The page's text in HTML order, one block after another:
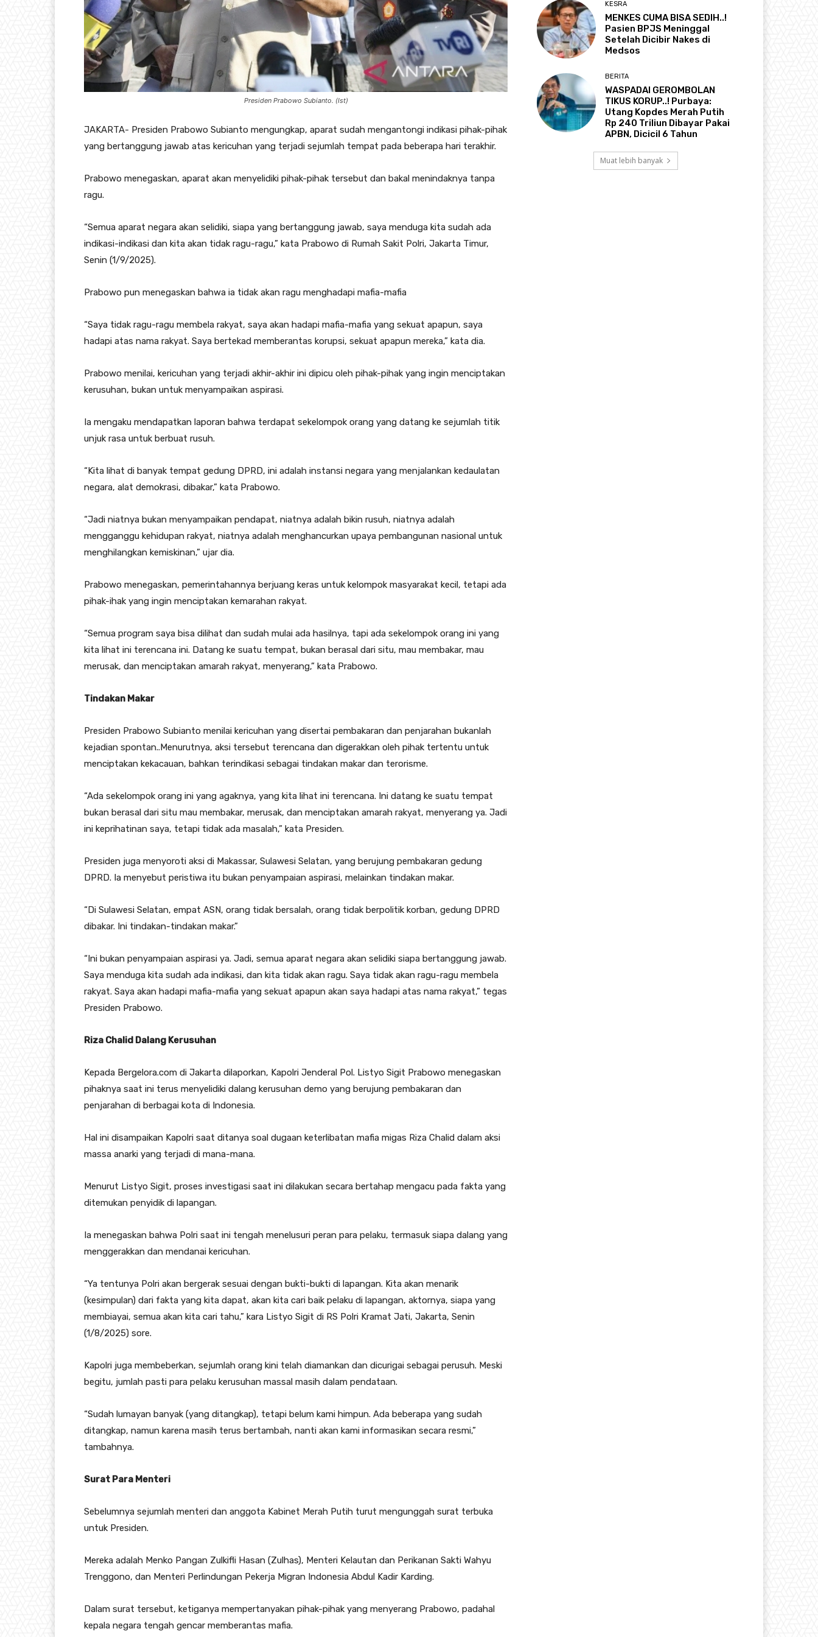
Presiden Prabowo Subianto. (Ist)
JAKARTA- Presiden Prabowo Subianto mengungkap, aparat sudah mengantongi indikasi pihak-pihak
yang bertanggung jawab atas kericuhan yang terjadi sejumlah tempat pada beberapa hari terakhir.
Prabowo menegaskan, aparat akan menyelidiki pihak-pihak tersebut dan bakal menindaknya tanpa
ragu.
“Semua aparat negara akan selidiki, siapa yang bertanggung jawab, saya menduga kita sudah ada
indikasi-indikasi dan kita akan tidak ragu-ragu,” kata Prabowo di Rumah Sakit Polri, Jakarta Timur,
Senin (1/9/2025).
Prabowo pun menegaskan bahwa ia tidak akan ragu menghadapi mafia-mafia
“Saya tidak ragu-ragu membela rakyat, saya akan hadapi mafia-mafia yang sekuat apapun, saya
hadapi atas nama rakyat. Saya bertekad memberantas korupsi, sekuat apapun mereka,” kata dia.
Prabowo menilai, kericuhan yang terjadi akhir-akhir ini dipicu oleh pihak-pihak yang ingin menciptakan
kerusuhan, bukan untuk menyampaikan aspirasi.
Ia mengaku mendapatkan laporan bahwa terdapat sekelompok orang yang datang ke sejumlah titik
unjuk rasa untuk berbuat rusuh.
“Kita lihat di banyak tempat gedung DPRD, ini adalah instansi negara yang menjalankan kedaulatan
negara, alat demokrasi, dibakar,” kata Prabowo.
“Jadi niatnya bukan menyampaikan pendapat, niatnya adalah bikin rusuh, niatnya adalah
mengganggu kehidupan rakyat, niatnya adalah menghancurkan upaya pembangunan nasional untuk
menghilangkan kemiskinan,” ujar dia.
Prabowo menegaskan, pemerintahannya berjuang keras untuk kelompok masyarakat kecil, tetapi ada
pihak-ihak yang ingin menciptakan kemarahan rakyat.
“Semua program saya bisa dilihat dan sudah mulai ada hasilnya, tapi ada sekelompok orang ini yang
kita lihat ini terencana ini. Datang ke suatu tempat, bukan berasal dari situ, mau membakar, mau
merusak, dan menciptakan amarah rakyat, menyerang,” kata Prabowo.
Tindakan Makar
Presiden Prabowo Subianto menilai kericuhan yang disertai pembakaran dan penjarahan bukanlah
kejadian spontan..Menurutnya, aksi tersebut terencana dan digerakkan oleh pihak tertentu untuk
menciptakan kekacauan, bahkan terindikasi sebagai tindakan makar dan terorisme.
“Ada sekelompok orang ini yang agaknya, yang kita lihat ini terencana. Ini datang ke suatu tempat
bukan berasal dari situ mau membakar, merusak, dan menciptakan amarah rakyat, menyerang ya. Jadi
ini keprihatinan saya, tetapi tidak ada masalah,” kata Presiden.
Presiden juga menyoroti aksi di Makassar, Sulawesi Selatan, yang berujung pembakaran gedung
DPRD. Ia menyebut peristiwa itu bukan penyampaian aspirasi, melainkan tindakan makar.
“Di Sulawesi Selatan, empat ASN, orang tidak bersalah, orang tidak berpolitik korban, gedung DPRD
dibakar. Ini tindakan-tindakan makar.”
“Ini bukan penyampaian aspirasi ya. Jadi, semua aparat negara akan selidiki siapa bertanggung jawab.
Saya menduga kita sudah ada indikasi, dan kita tidak akan ragu. Saya tidak akan ragu-ragu membela
rakyat. Saya akan hadapi mafia-mafia yang sekuat apapun akan saya hadapi atas nama rakyat,” tegas
Presiden Prabowo.
Riza Chalid Dalang Kerusuhan
Kepada Bergelora.com di Jakarta dilaporkan, Kapolri Jenderal Pol. Listyo Sigit Prabowo menegaskan
pihaknya saat ini terus menyelidiki dalang kerusuhan demo yang berujung pembakaran dan
penjarahan di berbagai kota di Indonesia.
Hal ini disampaikan Kapolri saat ditanya soal dugaan keterlibatan mafia migas Riza Chalid dalam aksi
massa anarki yang terjadi di mana-mana.
Menurut Listyo Sigit, proses investigasi saat ini dilakukan secara bertahap mengacu pada fakta yang
ditemukan penyidik di lapangan.
Ia menegaskan bahwa Polri saat ini tengah menelusuri peran para pelaku, termasuk siapa dalang yang
menggerakkan dan mendanai kericuhan.
“Ya tentunya Polri akan bergerak sesuai dengan bukti-bukti di lapangan. Kita akan menarik
(kesimpulan) dari fakta yang kita dapat, akan kita cari baik pelaku di lapangan, aktornya, siapa yang
membiayai, semua akan kita cari tahu,” kara Listyo Sigit di RS Polri Kramat Jati, Jakarta, Senin
(1/8/2025) sore.
Kapolri juga membeberkan, sejumlah orang kini telah diamankan dan dicurigai sebagai perusuh. Meski
begitu, jumlah pasti para pelaku kerusuhan massal masih dalam pendataan.
“Sudah lumayan banyak (yang ditangkap), tetapi belum kami himpun. Ada beberapa yang sudah
ditangkap, namun karena masih terus bertambah, nanti akan kami informasikan secara resmi,”
tambahnya.
Surat Para Menteri
Sebelumnya sejumlah menteri dan anggota Kabinet Merah Putih turut mengunggah surat terbuka
untuk Presiden.
Mereka adalah Menko Pangan Zulkifli Hasan (Zulhas), Menteri Kelautan dan Perikanan Sakti Wahyu
Trenggono, dan Menteri Perlindungan Pekerja Migran Indonesia Abdul Kadir Karding.
Dalam surat tersebut, ketiganya mempertanyakan pihak-pihak yang menyerang Prabowo, padahal
kepala negara tengah gencar memberantas mafia.
KESRA
MENKES CUMA BISA SEDIH..!
Pasien BPJS Meninggal
Setelah Dicibir Nakes di
Medsos
BERITA
WASPADAI GEROMBOLAN
TIKUS KORUP..! Purbaya:
Utang Kopdes Merah Putih
Rp 240 Triliun Dibayar Pakai
APBN, Dicicil 6 Tahun
Muat lebih banyak